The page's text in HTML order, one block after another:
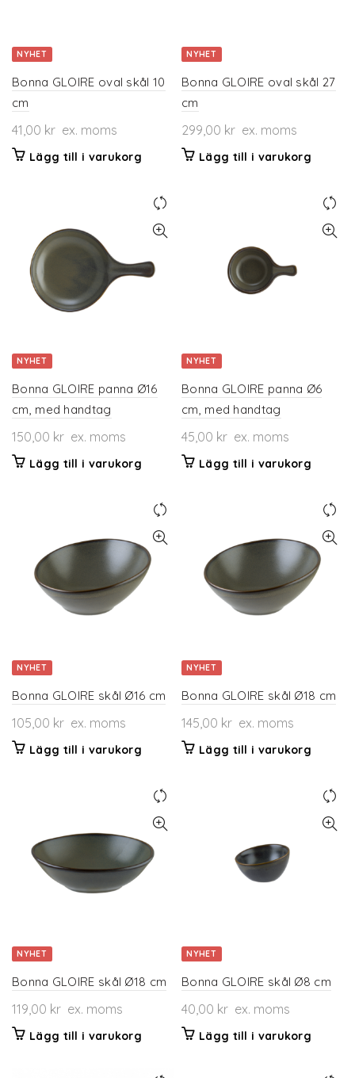
NYHET
Bonna GLOIRE oval skål 10
cm
41,00 kr ex. moms
Lägg till i varukorg
NYHET
Bonna GLOIRE oval skål 27
cm
299,00 kr ex. moms
Lägg till i varukorg
NYHET
Bonna GLOIRE panna Ø16
cm, med handtag
150,00 kr ex. moms
Lägg till i varukorg
NYHET
Bonna GLOIRE panna Ø6
cm, med handtag
45,00 kr ex. moms
Lägg till i varukorg
NYHET
Bonna GLOIRE skål Ø16 cm
105,00 kr ex. moms
Lägg till i varukorg
NYHET
Bonna GLOIRE skål Ø18 cm
145,00 kr ex. moms
Lägg till i varukorg
NYHET
Bonna GLOIRE skål Ø18 cm
119,00 kr ex. moms
Lägg till i varukorg
NYHET
Bonna GLOIRE skål Ø8 cm
40,00 kr ex. moms
Lägg till i varukorg